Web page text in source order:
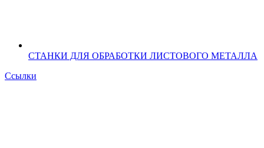
СТАНКИ ДЛЯ ОБРАБОТКИ ЛИСТОВОГО МЕТАЛЛА
Ссылки